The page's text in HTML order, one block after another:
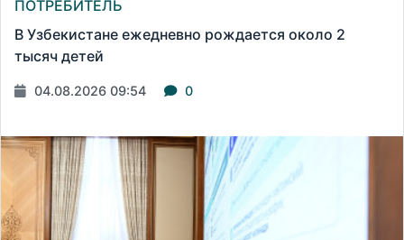
ПОТРЕБИТЕЛЬ
В Узбекистане ежедневно рождается около 2
тысяч детей
04.08.2026 09:54 0